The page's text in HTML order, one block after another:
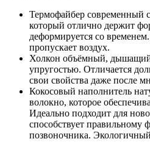
Термофайбер современный
который отлично держит
деформируется со
пропускает воздух.
Холкон объёмный,
упругостью. Отличается
свои свойства даже после
Кокосовый наполнитель
волокно, которое
Идеально подходит для
способствует правильному
позвоночника.